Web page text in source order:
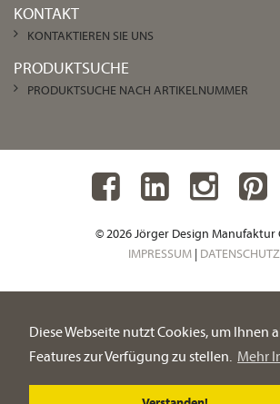
Diese Webseite nutzt Cookies, um Ihnen
Features zur Verfügung zu stellen. Mehr
KONTAKT
KONTAKTIEREN SIE UNS
PRODUKTSUCHE
PRODUKTSUCHE NACH ARTIKELNUMMER
© 2026 Jörger Design Manufaktur
IMPRESSUM| DATENSCHUTZ